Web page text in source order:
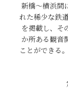
新橋〜横浜間
れた稀少な鉄
を掲載し、そ
か所ある観音
ことができる